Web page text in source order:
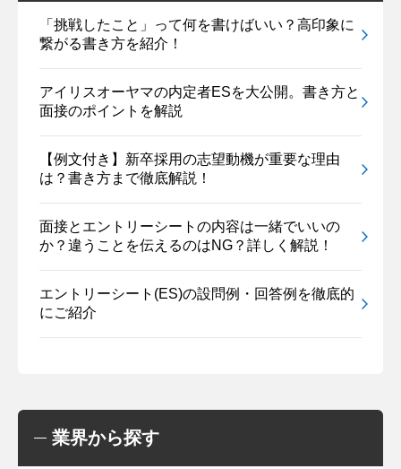
「挑戦したこと」って何を書けばいい？高印象に
繋がる書き方を紹介！
アイリスオーヤマの内定者ESを大公開。書き方と
面接のポイントを解説
【例文付き】新卒採用の志望動機が重要な理由
は？書き方まで徹底解説！
面接とエントリーシートの内容は一緒でいいの
か？違うことを伝えるのはNG？詳しく解説！
エントリーシート(ES)の設問例・回答例を徹底的
にご紹介
業界から探す